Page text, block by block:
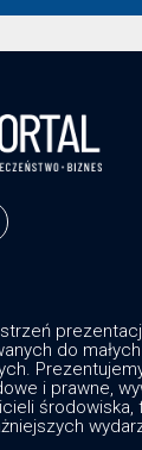
do
i prawne,
środowiska,